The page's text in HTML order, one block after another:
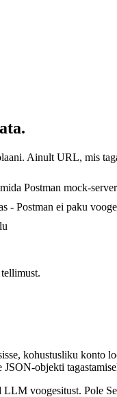
Ainult URL, mis
Postman mock-
- Postman ei paku
kohustusliku
objekti
voogesitust. Pole